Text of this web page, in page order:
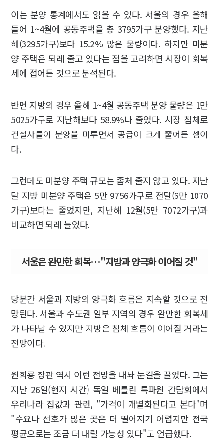
이는 분양 통계에서도 읽을 수 있다. 서울의 경우 올해
들어 1~4월에 공동주택을 총 3795가구 분양했다. 지난
해(3295가구)보다 15.2% 많은 물량이다. 하지만 미분
양 주택은 되레 줄고 있다는 점을 고려하면 시장이 회복
세에 접어든 것으로 분석된다.
반면 지방의 경우 올해 1~4월 공동주택 분양 물량은 1만
5025가구로 지난해보다 58.9%나 줄었다. 시장 침체로
건설사들이 분양을 미루면서 공급이 크게 줄어든 셈이
다.
그런데도 미분양 주택 규모는 좀체 줄지 않고 있다. 지난
달 지방 미분양 주택은 5만 9756가구로 전달(6만 1070
가구)보다는 줄었지만, 지난해 12월(5만 7072가구)과
비교하면 되레 늘었다.
서울은 완만한 회복…"지방과 양극화 이어질 것"
당분간 서울과 지방의 양극화 흐름은 지속할 것으로 전
망된다. 서울과 수도권 일부 지역의 경우 완만한 회복세
가 나타날 수 있지만 지방은 침체 흐름이 이어질 거라는
전망이다.
원희룡 장관 역시 이런 전망을 내놔 눈길을 끌었다. 그는
지난 26일(현지 시간) 독일 베를린 특파원 간담회에서
우리나라 집값과 관련, "가격이 개별화된다고 본다"며
"수요나 선호가 많은 곳은 더 떨어지기 어렵지만 전국
평균으로는 조금 더 내릴 가능성 있다"고 언급했다.